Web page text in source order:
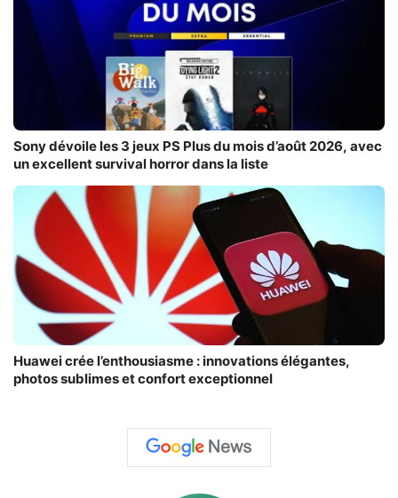
Sony dévoile les 3 jeux PS Plus du mois d’août 2026, avec
un excellent survival horror dans la liste
Huawei crée l’enthousiasme : innovations élégantes,
photos sublimes et confort exceptionnel